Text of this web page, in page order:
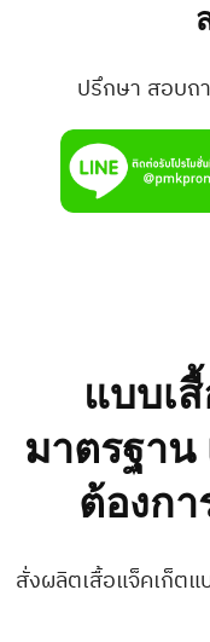
ปรึกษา สอบถ
แบบเ
มาตรฐาน
ต้องก
สั่งผลิตเสื้อแจ็คเก็ตแ